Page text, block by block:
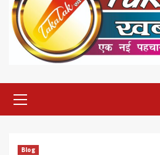
Menu
Blog